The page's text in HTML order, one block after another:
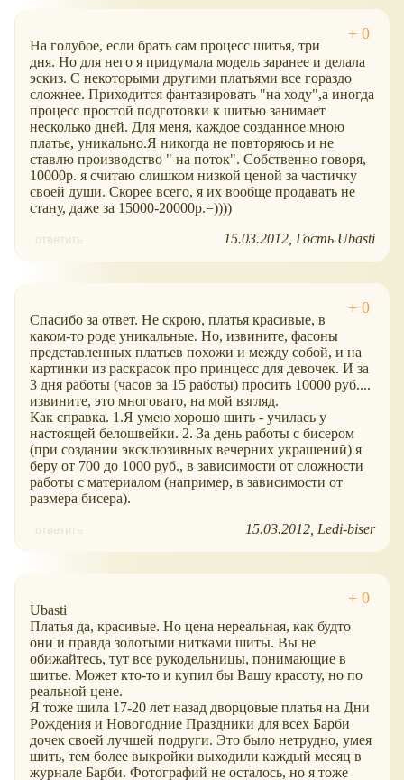
На голубое, если брать сам процесс шитья, три
дня. Но для него я придумала модель заранее и делала
эскиз. С некоторыми другими платьями все гораздо
сложнее. Приходится фантазировать "на ходу",а иногда
процесс простой подготовки к шитью занимает
несколько дней. Для меня, каждое созданное мною
платье, уникально.Я никогда не повторяюсь и не
ставлю производство " на поток". Собственно говоря,
10000р. я считаю слишком низкой ценой за частичку
своей души. Скорее всего, я их вообще продавать не
стану, даже за 15000-20000р.=))))
ответить 15.03.2012 Гость Ubasti
Спасибо за ответ. Не скрою, платья красивые, в
каком-то роде уникальные. Но, извините, фасоны
представленных платьев похожи и между собой, и на
картинки из раскрасок про принцесс для девочек. И за
3 дня работы (часов за 15 работы) просить 10000 руб....
извините, это многовато, на мой взгляд.
Как справка. 1.Я умею хорошо шить - училась у
настоящей белошвейки. 2. За день работы с бисером
(при создании эксклюзивных вечерних украшений) я
беру от 700 до 1000 руб., в зависимости от сложности
работы с материалом (например, в зависимости от
размера бисера).
ответить 15.03.2012 Ledi-biser
Ubasti
Платья да, красивые. Но цена нереальная, как будто
они и правда золотыми нитками шиты. Вы не
обижайтесь, тут все рукодельницы, понимающие в
шитье. Может кто-то и купил бы Вашу красоту, но по
реальной цене.
Я тоже шила 17-20 лет назад дворцовые платья на Дни
Рождения и Новогодние Праздники для всех Барби
дочек своей лучшей подруги. Это было нетрудно, умея
шить, тем более выкройки выходили каждый месяц в
журнале Барби. Фотографий не осталось, но я тоже